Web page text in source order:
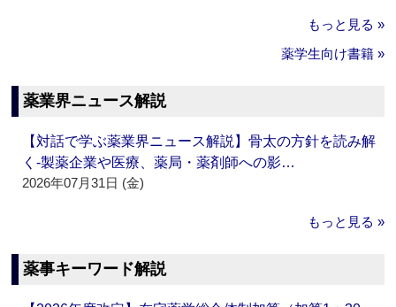
もっと見る »
薬学生向け書籍 »
薬業界ニュース解説
【対話で学ぶ薬業界ニュース解説】骨太の方針を読み解
く‐製薬企業や医療、薬局・薬剤師への影…
2026年07月31日 (金)
もっと見る »
薬事キーワード解説